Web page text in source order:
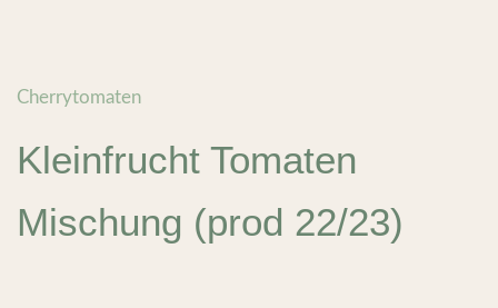
Cherrytomaten
Kleinfrucht Tomaten
Mischung (prod 22/23)